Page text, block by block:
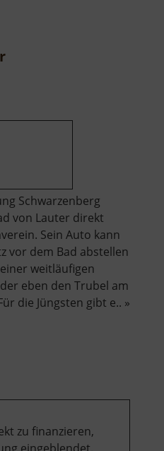
Schwarzenberg
von Lauter direkt
Sein Auto kann
vor dem Bad abstellen
weitläufigen
eben den Trubel am
die Jüngsten gibt e.. »
zu finanzieren,